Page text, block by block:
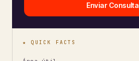
Enviar Consulta
★ QUICK FACTS